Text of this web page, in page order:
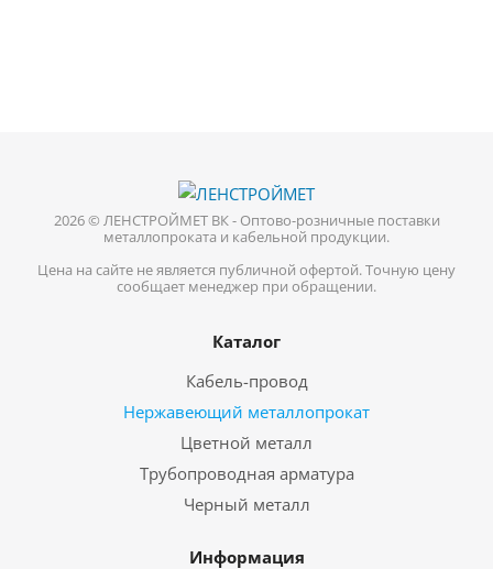
2026 © ЛЕНСТРОЙМЕТ ВК - Оптово-розничные поставки
металлопроката и кабельной продукции.
Цена на сайте не является публичной офертой. Точную цену
сообщает менеджер при обращении.
Каталог
Кабель-провод
Нержавеющий металлопрокат
Цветной металл
Трубопроводная арматура
Черный металл
Информация